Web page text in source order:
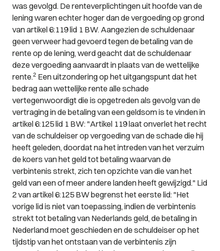
was gevolgd. De renteverplichtingen uit hoofde van de
lening waren echter hoger dan de vergoeding op grond
van artikel 6:119 lid 1 BW. Aangezien de schuldenaar
geen verweer had gevoerd tegen de betaling van de
rente op de lening, werd geacht dat de schuldenaar
deze vergoeding aanvaardt in plaats van de wettelijke
rente.2 Een uitzondering op het uitgangspunt dat het
bedrag aan wettelijke rente alle schade
vertegenwoordigt die is opgetreden als gevolg van de
vertraging in de betaling van een geldsom is te vinden in
artikel 6:125 lid 1 BW: "Artikel 119 laat onverlet het recht
van de schuldeiser op vergoeding van de schade die hij
heeft geleden, doordat na het intreden van het verzuim
de koers van het geld tot betaling waarvan de
verbintenis strekt, zich ten opzichte van die van het
geld van een of meer andere landen heeft gewijzigd." Lid
2 van artikel 6:125 BW begrenst het eerste lid: "Het
vorige lid is niet van toepassing, indien de verbintenis
strekt tot betaling van Nederlands geld, de betaling in
Nederland moet geschieden en de schuldeiser op het
tijdstip van het ontstaan van de verbintenis zijn